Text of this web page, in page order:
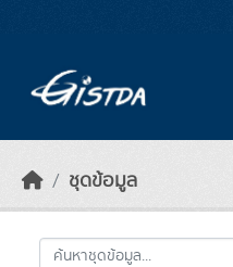
ชุดข้อมูล